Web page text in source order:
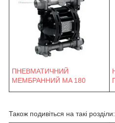
ПНЕВМАТИЧНИЙ
МЕМБРАННИЙ MA 180
Також подивіться на такі розділи: